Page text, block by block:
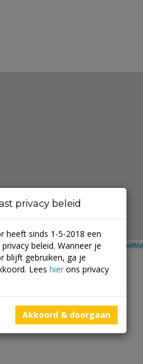
Leaflet | ©Mapbox ©
privacy beleid
heeft sinds 1-5-2018 een
beleid. Wanneer je
blijft gebruiken, ga je
Lees hier ons privacy
Akkoord & doorgaan